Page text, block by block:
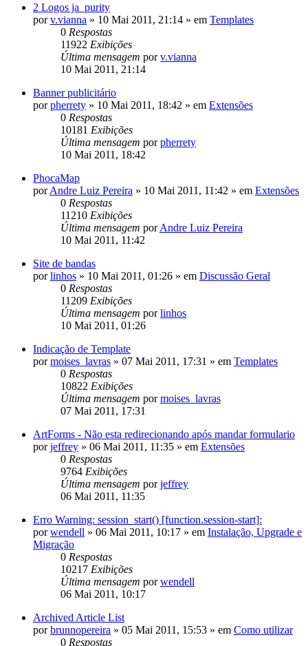
2 Logos ja_purity
porv.vianna » 10 Mai 2011, 21:14 » em Templates
0 Respostas
11922 Exibições
Última mensagem porv.vianna
10 Mai 2011, 21:14
Banner publicitário
porpherrety » 10 Mai 2011, 18:42 » em Extensões
0 Respostas
10181 Exibições
Última mensagem porpherrety
10 Mai 2011, 18:42
PhocaMap
porAndre Luiz Pereira » 10 Mai 2011, 11:42 » em Extensões
0 Respostas
11210 Exibições
Última mensagem porAndre Luiz Pereira
10 Mai 2011, 11:42
Site de bandas
porlinhos » 10 Mai 2011, 01:26 » em Discussão Geral
0 Respostas
11209 Exibições
Última mensagem porlinhos
10 Mai 2011, 01:26
Indicação de Template
pormoises_lavras » 07 Mai 2011, 17:31 » em Templates
0 Respostas
10822 Exibições
Última mensagem pormoises_lavras
07 Mai 2011, 17:31
ArtForms - Não esta redirecionando após mandar formulario
porjeffrey » 06 Mai 2011, 11:35 » em Extensões
0 Respostas
9764 Exibições
Última mensagem porjeffrey
06 Mai 2011, 11:35
Erro Warning: session_start() [function.session-start]:
porwendell » 06 Mai 2011, 10:17 » em Instalação, Upgrade e
Migração
0 Respostas
10217 Exibições
Última mensagem porwendell
06 Mai 2011, 10:17
Archived Article List
porbrunnopereira » 05 Mai 2011, 15:53 » em Como utilizar
0 Respostas